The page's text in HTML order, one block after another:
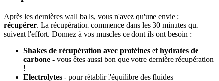
Après les dernières wall balls, vous n'avez qu'une envie :
récupérer. La récupération commence dans les 30 minutes qui
suivent l'effort. Donnez à vos muscles ce dont ils ont besoin :
Shakes de récupération avec protéines et hydrates de
carbone - vous êtes aussi bon que votre dernière récupération
!
Electrolytes - pour rétablir l'équilibre des fluides